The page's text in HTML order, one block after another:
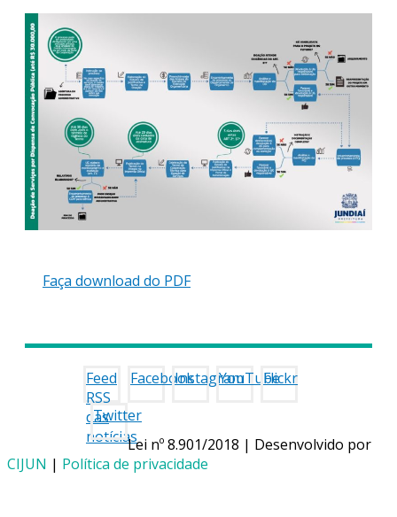
Faça download do PDF
Feed
RSS
das
notícias
FacebookInstagramYouTubeFlickr
Twitter
Lei nº 8.901/2018 | Desenvolvido por
CIJUN | Política de privacidade